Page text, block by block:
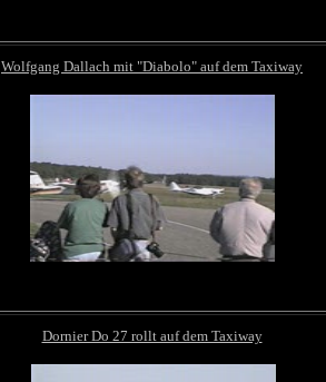
Wolfgang Dallach mit "Diabolo" auf dem Taxiway
Dornier Do 27 rollt auf dem Taxiway